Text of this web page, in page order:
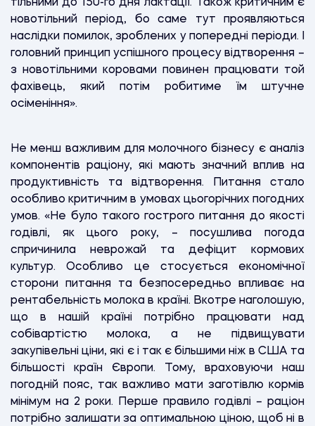
тільними до 150-го дня лактації. Також критичним є
новотільний період, бо саме тут проявляються
наслідки помилок, зроблених у попередні періоди. І
головний принцип успішного процесу відтворення –
з новотільними коровами повинен працювати той
фахівець, який потім робитиме їм штучне
осіменіння».
Не менш важливим для молочного бізнесу є аналіз
компонентів раціону, які мають значний вплив на
продуктивність та відтворення. Питання стало
особливо критичним в умовах цьогорічних погодних
умов. «Не було такого гострого питання до якості
годівлі, як цього року, – посушлива погода
спричинила неврожай та дефіцит кормових
культур. Особливо це стосується економічної
сторони питання та безпосередньо впливає на
рентабельність молока в країні. Вкотре наголошую,
що в нашій країні потрібно працювати над
собівартістю молока, а не підвищувати
закупівельні ціни, які є і так є більшими ніж в США та
більшості країн Європи. Тому, враховуючи наш
погодній пояс, так важливо мати заготівлю кормів
мінімум на 2 роки. Перше правило годівлі – раціон
потрібно залишати за оптимальною ціною, щоб ні в